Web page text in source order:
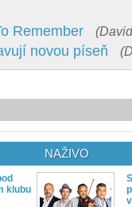
Remember
novou píseň
klubu
NAŽIVO